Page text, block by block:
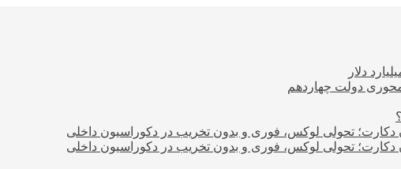
محوری دولت چهاردهم
دکارت؛ تحولی لوکس، فوری و بدون تخریب در دکوراسیون داخلی
دکارت؛ تحولی لوکس، فوری و بدون تخریب در دکوراسیون داخلی